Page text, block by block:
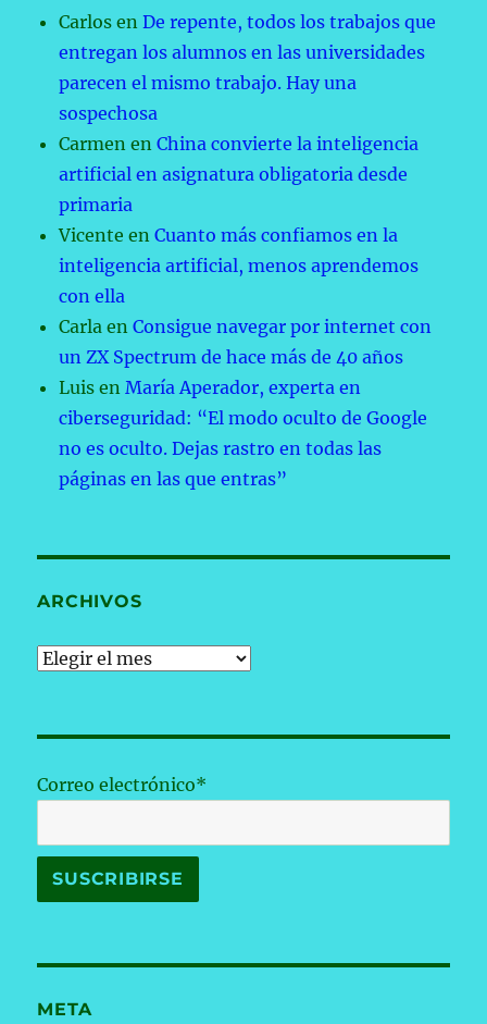
Carlos enDe repente, todos los trabajos que
entregan los alumnos en las universidades
parecen el mismo trabajo. Hay una
sospechosa
Carmen enChina convierte la inteligencia
artificial en asignatura obligatoria desde
primaria
Vicente enCuanto más confiamos en la
inteligencia artificial, menos aprendemos
con ella
Carla enConsigue navegar por internet con
un ZX Spectrum de hace más de 40 años
Luis enMaría Aperador, experta en
ciberseguridad: “El modo oculto de Google
no es oculto. Dejas rastro en todas las
páginas en las que entras”
ARCHIVOS
Archivos
Correo electrónico*
META